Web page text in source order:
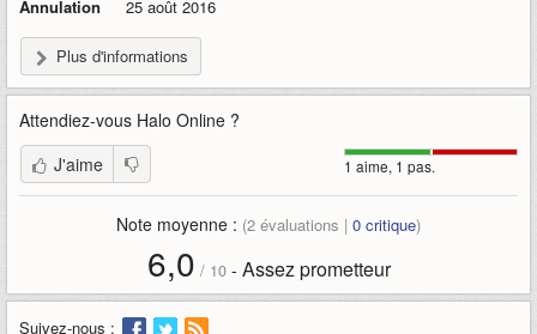
Annulation
25 août 2016
Plus d'informations
Attendiez-vous Halo Online ?
1 aime, 1 pas.
J'aime
Note moyenne : (2 évaluations | 0 critique)
6,0 / 10- Assez prometteur
Suivez-nous :